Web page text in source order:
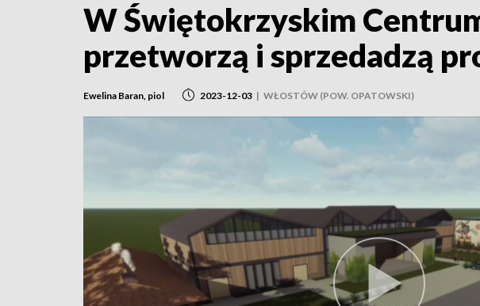
W Świętokrzyskim
przetworzą i sprzedadzą
Ewelina Baran, piol 2023-12-03 | WŁOSTÓW (POW. OPATOWSKI)